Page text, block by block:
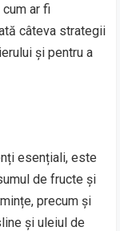
ar fi
câteva strategii
și pentru a
esențiali, este
de fructe și
precum și
și uleiul de